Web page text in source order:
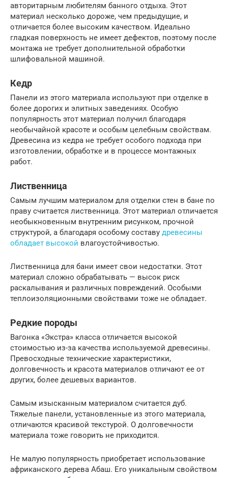
авторитарным любителям банного отдыха. Этот
материал несколько дороже, чем предыдущие, и
отличается более высоким качеством. Идеально
гладкая поверхность не имеет дефектов, поэтому после
монтажа не требует дополнительной обработки
шлифовальной машиной.
Кедр
Панели из этого материала используют при отделке в
более дорогих и элитных заведениях. Особую
популярность этот материал получил благодаря
необычайной красоте и особым целебным свойствам.
Древесина из кедра не требует особого подхода при
изготовлении, обработке и в процессе монтажных
работ.
Лиственница
Самым лучшим материалом для отделки стен в бане по
праву считается лиственница. Этот материал отличается
необыкновенным внутренним рисунком, прочной
структурой, а благодаря особому составу древесины
обладает высокой влагоустойчивостью.
Лиственница для бани имеет свои недостатки. Этот
материал сложно обрабатывать — высок риск
раскалывания и различных повреждений. Особыми
теплоизоляционными свойствами тоже не обладает.
Редкие породы
Вагонка «Экстра» класса отличается высокой
стоимостью из-за качества используемой древесины.
Превосходные технические характеристики,
долговечность и красота материалов отличают ее от
других, более дешевых вариантов.
Самым изысканным материалом считается дуб.
Тяжелые панели, установленные из этого материала,
отличаются красивой текстурой. О долговечности
материала тоже говорить не приходится.
Не малую популярность приобретает использование
африканского дерева Абаш. Его уникальным свойством